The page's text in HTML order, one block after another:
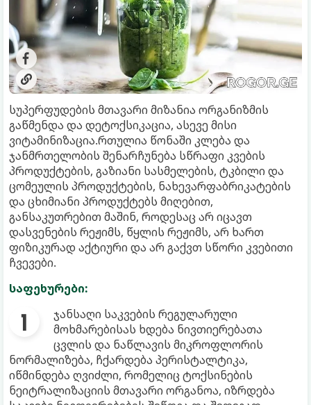
სუპერფუდების მთავარი მიზანია ორგანიზმის
გაწმენდა და დეტოქსიკაცია, ასევე მისი
ვიტამინიზაცია.რთულია წონაში კლება და
ჯანმრთელობის შენარჩუნება სწრაფი კვების
პროდუქტების, გაზიანი სასმელების, ტკბილი და
ცომეულის პროდუქტების, ნახევარფაბრიკატების
და ცხიმიანი პროდუქტებს მიღებით,
განსაკუთრებით მაშინ, როდესაც არ იცავთ
დასვენების რეჟიმს, წყლის რეჟიმს, არ ხართ
ფიზიკურად აქტიური და არ გაქვთ სწორი კვებითი
ჩვევები.
საფეხურები:
ჯანსაღი საკვების რეგულარული
მოხმარებისას ხდება ნივთიერებათა
ცვლის და ნაწლავის მიკროფლორის
ნორმალიზება, ჩქარდება პერისტალტიკა,
იწმინდება ღვიძლი, რომელიც ტოქსინების
ნეიტრალიზაციის მთავარი ორგანოა, იზრდება